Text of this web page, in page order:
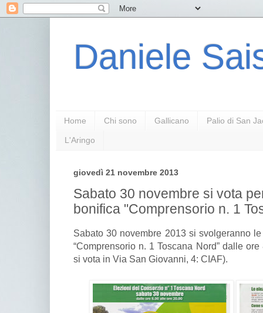
Daniele
Home Chi sono Gallicano Palio di San
L'Aringo
giovedì 21 novembre 2013
Sabato 30 novembre si vota
bonifica "Comprensorio n. 1
Sabato 30 novembre 2013 si svolgeranno
“Comprensorio n. 1 Toscana Nord” dalle
si vota in Via San Giovanni, 4: CIAF).